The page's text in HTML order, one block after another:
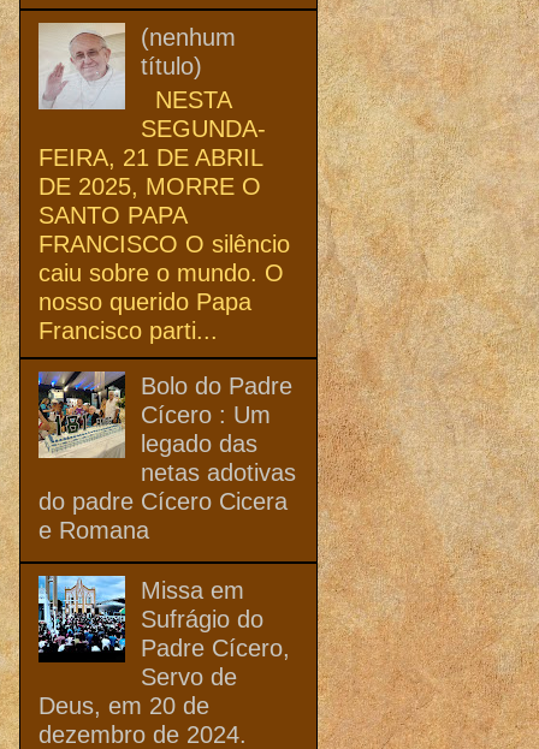
(nenhum
título)
NESTA
SEGUNDA-
FEIRA, 21 DE ABRIL
DE 2025, MORRE O
SANTO PAPA
FRANCISCO O silêncio
caiu sobre o mundo. O
nosso querido Papa
Francisco parti...
Bolo do Padre
Cícero : Um
legado das
netas adotivas
do padre Cícero Cicera
e Romana
Missa em
Sufrágio do
Padre Cícero,
Servo de
Deus, em 20 de
dezembro de 2024.